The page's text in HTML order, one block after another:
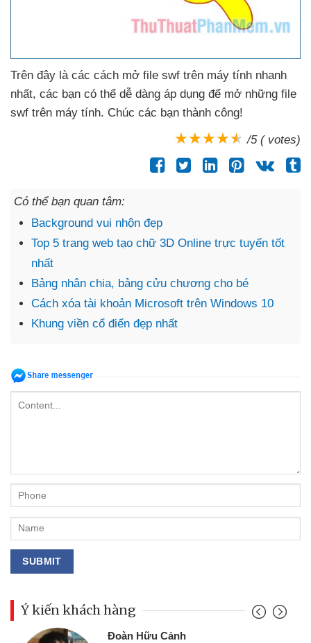
Trên đây là các cách mở file swf trên máy tính nhanh
nhất, các bạn có thể dễ dàng áp dụng để mở những file
swf trên máy tính. Chúc các bạn thành công!
/5 ( votes)
Có thể bạn quan tâm:
Background vui nhộn đẹp
Top 5 trang web tạo chữ 3D Online trực tuyến tốt
nhất
Bảng nhân chia, bảng cửu chương cho bé
Cách xóa tài khoản Microsoft trên Windows 10
Khung viền cổ điển đẹp nhất
Ý kiến khách hàng
Đoàn Hữu Cảnh